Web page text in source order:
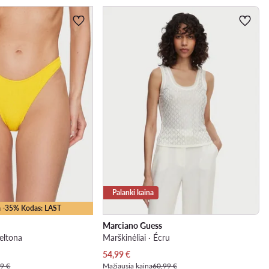
35% Kodas: LAST
€
Palanki kaina
Marciano Guess
Marškinėliai · Écru
Dabartinė kaina
54,99€
Mažiausia kaina60,99 €